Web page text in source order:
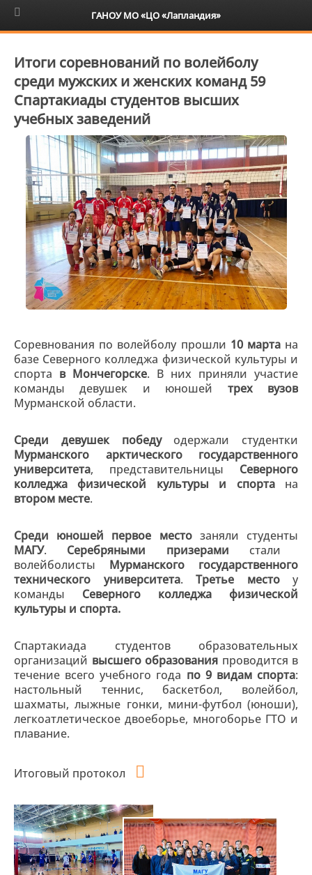
6+
Итоги соревнований по волейболу
среди мужских и женских команд 59
Спартакиады студентов высших
учебных заведений
Соревнования по волейболу прошли 10 мартана
базе Северного колледжа физической культуры и
спорта в Мончегорске. В них приняли участие
команды девушек и юношей трех вузов
Мурманской области.
Среди девушек победуодержали студентки
Мурманского арктического государственного
университета, представительницы Северного
колледжа физической культуры и спортана
втором месте.
Среди юношей первое местозаняли студенты
МАГУ. Серебряными призерами стали
волейболисты Мурманского государственного
технического университета. Третье местоу
команды Северного колледжа физической
культуры и спорта.
Спартакиада студентов образовательных
организаций высшего образования проводится в
течение всего учебного года по 9 видам спорта:
настольный теннис, баскетбол, волейбол,
шахматы, лыжные гонки, мини-футбол (юноши),
легкоатлетическое двоеборье, многоборье ГТО и
плавание.
Итоговый протокол
ГАНОУ МО «ЦО «Лапландия»